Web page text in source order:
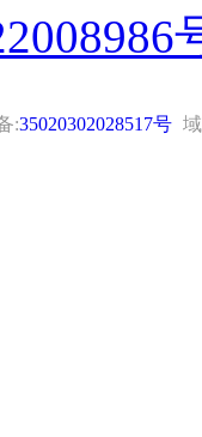
:35020302028517号